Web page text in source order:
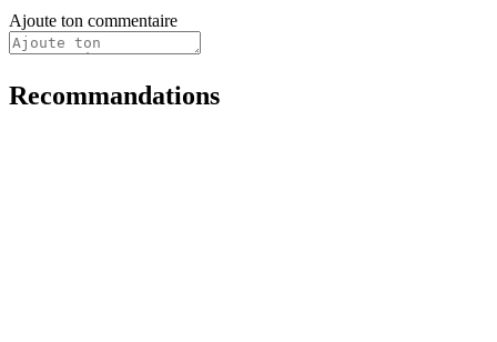
Ajoute ton commentaire
Recommandations